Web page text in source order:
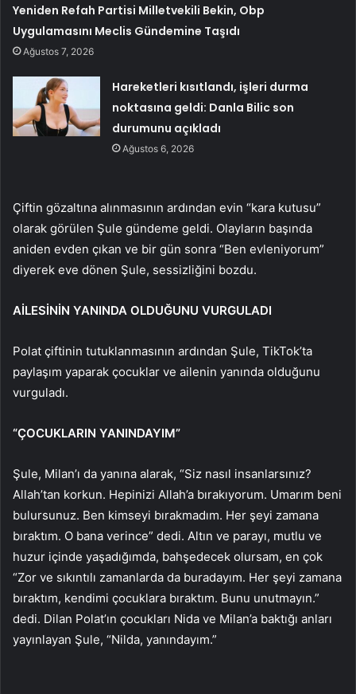
Yeniden Refah Partisi Milletvekili Bekin, Obp
Uygulamasını Meclis Gündemine Taşıdı
Ağustos 7, 2026
Hareketleri kısıtlandı, işleri durma
noktasına geldi: Danla Bilic son
durumunu açıkladı
Ağustos 6, 2026
Çiftin gözaltına alınmasının ardından evin “kara kutusu”
olarak görülen Şule gündeme geldi. Olayların başında
aniden evden çıkan ve bir gün sonra “Ben evleniyorum”
diyerek eve dönen Şule, sessizliğini bozdu.
AİLESİNİN YANINDA OLDUĞUNU VURGULADI
Polat çiftinin tutuklanmasının ardından Şule, TikTok’ta
paylaşım yaparak çocuklar ve ailenin yanında olduğunu
vurguladı.
“ÇOCUKLARIN YANINDAYIM”
Şule, Milan’ı da yanına alarak, “Siz nasıl insanlarsınız?
Allah’tan korkun. Hepinizi Allah’a bırakıyorum. Umarım beni
bulursunuz. Ben kimseyi bırakmadım. Her şeyi zamana
bıraktım. O bana verince” dedi. Altın ve parayı, mutlu ve
huzur içinde yaşadığımda, bahşedecek olursam, en çok
“Zor ve sıkıntılı zamanlarda da buradayım. Her şeyi zamana
bıraktım, kendimi çocuklara bıraktım. Bunu unutmayın.”
dedi. Dilan Polat’ın çocukları Nida ve Milan’a baktığı anları
yayınlayan Şule, “Nilda, yanındayım.”